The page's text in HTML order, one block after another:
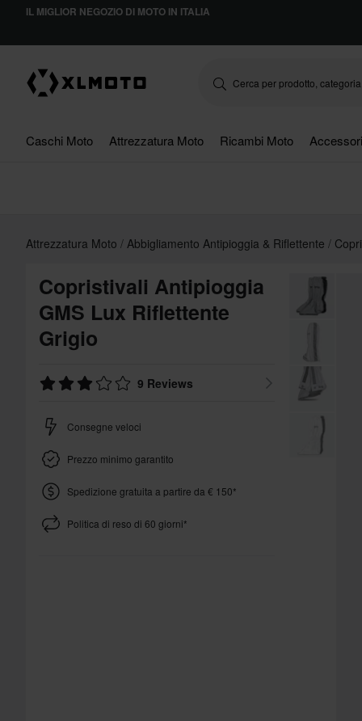
IL MIGLIOR NEGOZIO DI MOTO IN ITALIA
Caschi Moto Attrezzatura Moto Ricambi Moto Accessori
Attrezzatura Moto Abbigliamento Antipioggia & Riflettente
Copristivali Antipioggia
GMS Lux Riflettente
Grigio
9 Reviews
Consegne veloci
Prezzo minimo garantito
Spedizione gratuita a partire da € 150*
Politica di reso di 60 giorni*